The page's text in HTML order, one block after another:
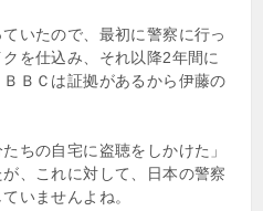
いたので、最初に警察に行っ
を仕込み、それ以降2年間に
ＢＣは証拠があるから伊藤の
ちの自宅に盗聴をしかけた」
、これに対して、日本の警察
いませんよね。